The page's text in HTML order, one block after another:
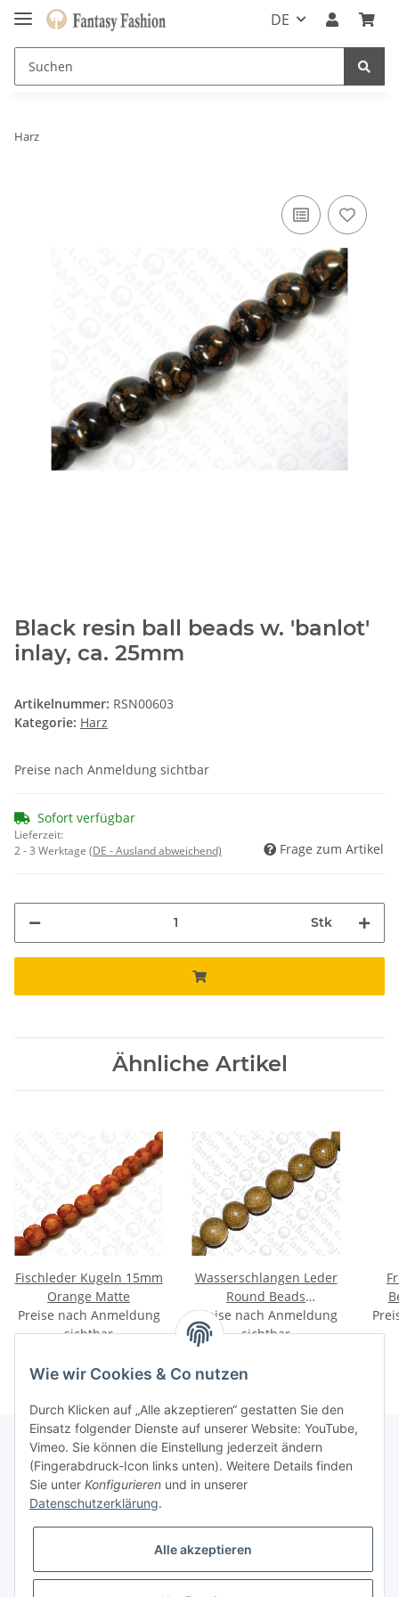
DE
Harz
Black resin ball beads w. 'banlot'
inlay, ca. 25mm
Artikelnummer: RSN00603
Kategorie: Harz
Preise nach Anmeldung sichtbar
Sofort verfügbar
Lieferzeit:
2 - 3 Werktage (DE - Ausland abweichend) Frage zum Artikel
Stk
Ähnliche Artikel
Fischleder Kugeln 15mm
Orange Matte
Preise nach Anmeldung
sichtbar
Wasserschlangen Leder
Round Beads
25mm_Golden Olive
Shiny
Preise nach Anmeldung
sichtbar
Informationen
Gesetzliche Informationen
Wie wir Cookies & Co nutzen
Durch Klicken auf „Alle akzeptieren“ gestatten Sie den
Einsatz folgender Dienste auf unserer Website: YouTube,
Vimeo. Sie können die Einstellung jederzeit ändern
(Fingerabdruck-Icon links unten). Weitere Details finden
Sie unter Konfigurieren und in unserer
Datenschutzerklärung.
Alle akzeptieren